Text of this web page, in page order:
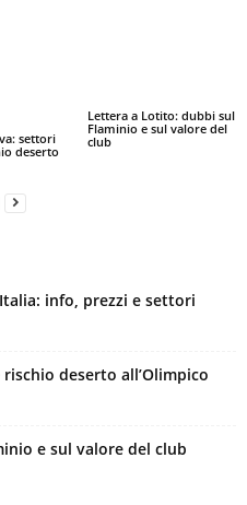
settori
deserto
Lettera a Lotito: dubbi sul
Flaminio e sul valore del
club
info, prezzi e settori
deserto all’Olimpico
e sul valore del club